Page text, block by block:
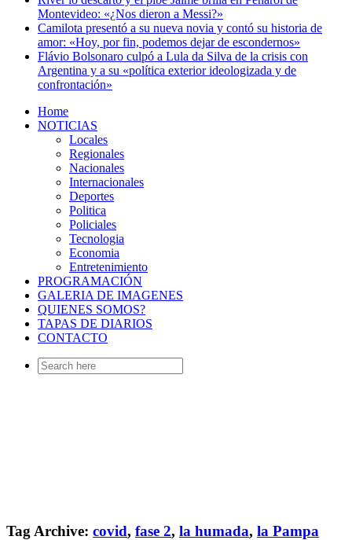
Montevideo: «¿Nos dieron a Messi?»
Camilota presentó a su nueva novia y contó su historia de
amor: «Hoy, por fin, podemos dejar de escondernos»
Flávio Bolsonaro culpó a Lula da Silva de la crisis con
Argentina y a su «política exterior ideologizada y de
confrontación»
Home
NOTICIAS
Locales
Regionales
Nacionales
Internacionales
Deportes
Politica
Policiales
Tecnologia
Economia
Entretenimiento
PROGRAMACIÓN
GALERIA DE IMAGENES
QUIENES SOMOS?
TAPAS DE DIARIOS
CONTACTO
Search
for:
Tag Archive: covid, fase 2, la humada, la Pampa